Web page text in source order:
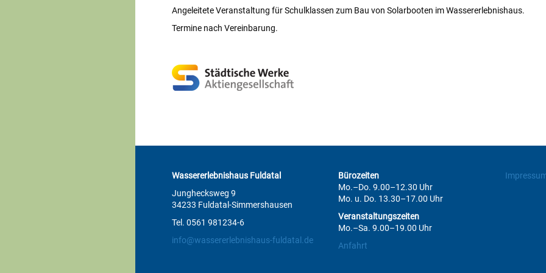
Angeleitete Veranstaltung für Schulklassen zum Bau von Solarbooten im Wassererlebnishaus.
Termine nach Vereinbarung.
Wassererlebnishaus Fuldatal
Junghecksweg 9
34233 Fuldatal-Simmershausen
Tel. 0561 981234-6
info@wassererlebnishaus-fuldatal.de
Bürozeiten
Mo.–Do. 9.00–12.30 Uhr
Mo. u. Do. 13.30–17.00 Uhr
Veranstaltungszeiten
Mo.–Sa. 9.00–19.00 Uhr
Anfahrt